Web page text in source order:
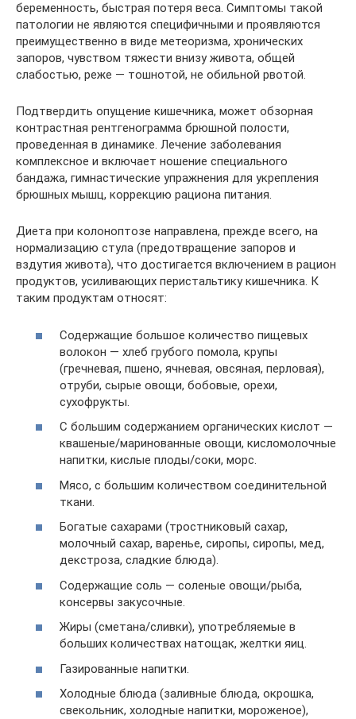
беременность, быстрая потеря веса. Симптомы такой
патологии не являются специфичными и проявляются
преимущественно в виде метеоризма, хронических
запоров, чувством тяжести внизу живота, общей
слабостью, реже — тошнотой, не обильной рвотой.
Подтвердить опущение кишечника, может обзорная
контрастная рентгенограмма брюшной полости,
проведенная в динамике. Лечение заболевания
комплексное и включает ношение специального
бандажа, гимнастические упражнения для укрепления
брюшных мышц, коррекцию рациона питания.
Диета при колоноптозе направлена, прежде всего, на
нормализацию стула (предотвращение запоров и
вздутия живота), что достигается включением в рацион
продуктов, усиливающих перистальтику кишечника. К
таким продуктам относят:
Содержащие большое количество пищевых
волокон — хлеб грубого помола, крупы
(гречневая, пшено, ячневая, овсяная, перловая),
отруби, сырые овощи, бобовые, орехи,
сухофрукты.
С большим содержанием органических кислот —
квашеные/маринованные овощи, кисломолочные
напитки, кислые плоды/соки, морс.
Мясо, с большим количеством соединительной
ткани.
Богатые сахарами (тростниковый сахар,
молочный сахар, варенье, сиропы, сиропы, мед,
декстроза, сладкие блюда).
Содержащие соль — соленые овощи/рыба,
консервы закусочные.
Жиры (сметана/сливки), употребляемые в
больших количествах натощак, желтки яиц.
Газированные напитки.
Холодные блюда (заливные блюда, окрошка,
свекольник, холодные напитки, мороженое),